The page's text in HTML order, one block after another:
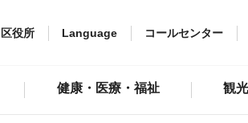
区役所 Language コールセンター
健康・医療・福祉 観